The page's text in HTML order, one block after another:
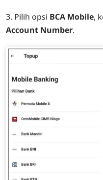
3. Pilih opsi BCA Mobile,
Account Number.